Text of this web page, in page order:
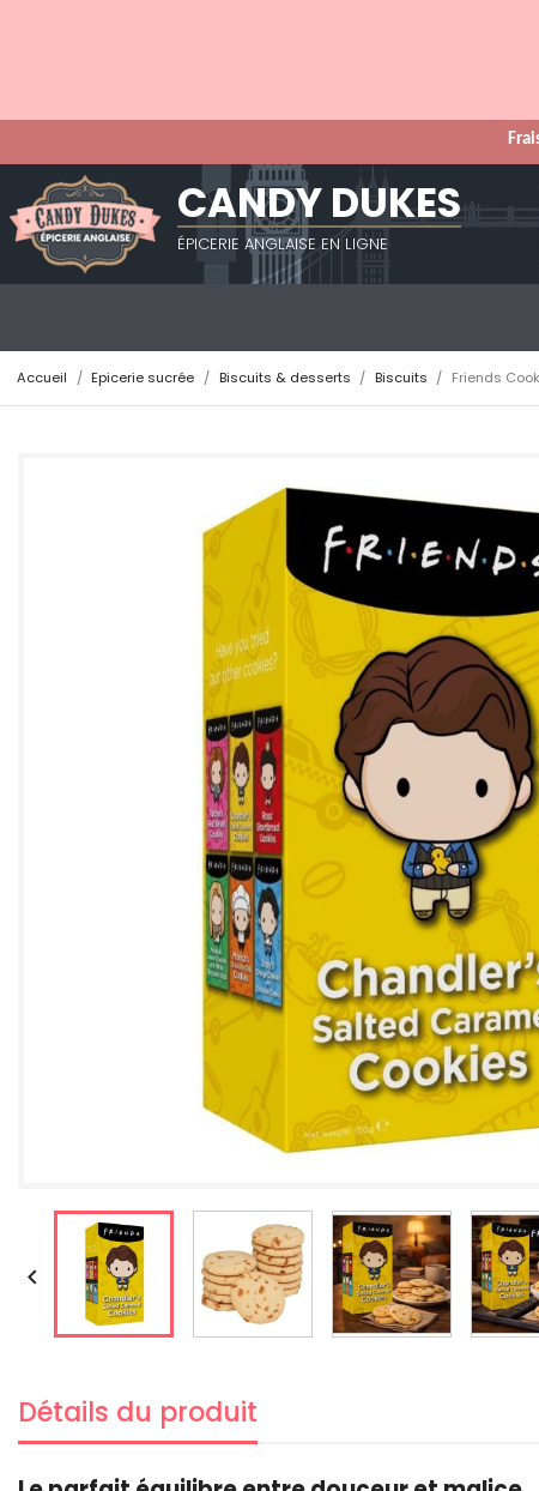
CANDY DUKES
ÉPICERIE ANGLAISE EN LIGNE
Accueil Epicerie sucrée Biscuits & desserts Biscuits Friends

Détails du produit